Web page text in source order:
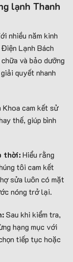
lạnh Thanh
nhiều năm kinh
Lạnh Bách
và bảo dưỡng
quyết nhanh
cam kết sử
thế, giúp bình
thời:Hiểu rằng
tôi cam kết
sửa luôn có mặt
nóng trở lại.
Sau khi kiểm tra,
hạng mục với
tiếp tục hoặc